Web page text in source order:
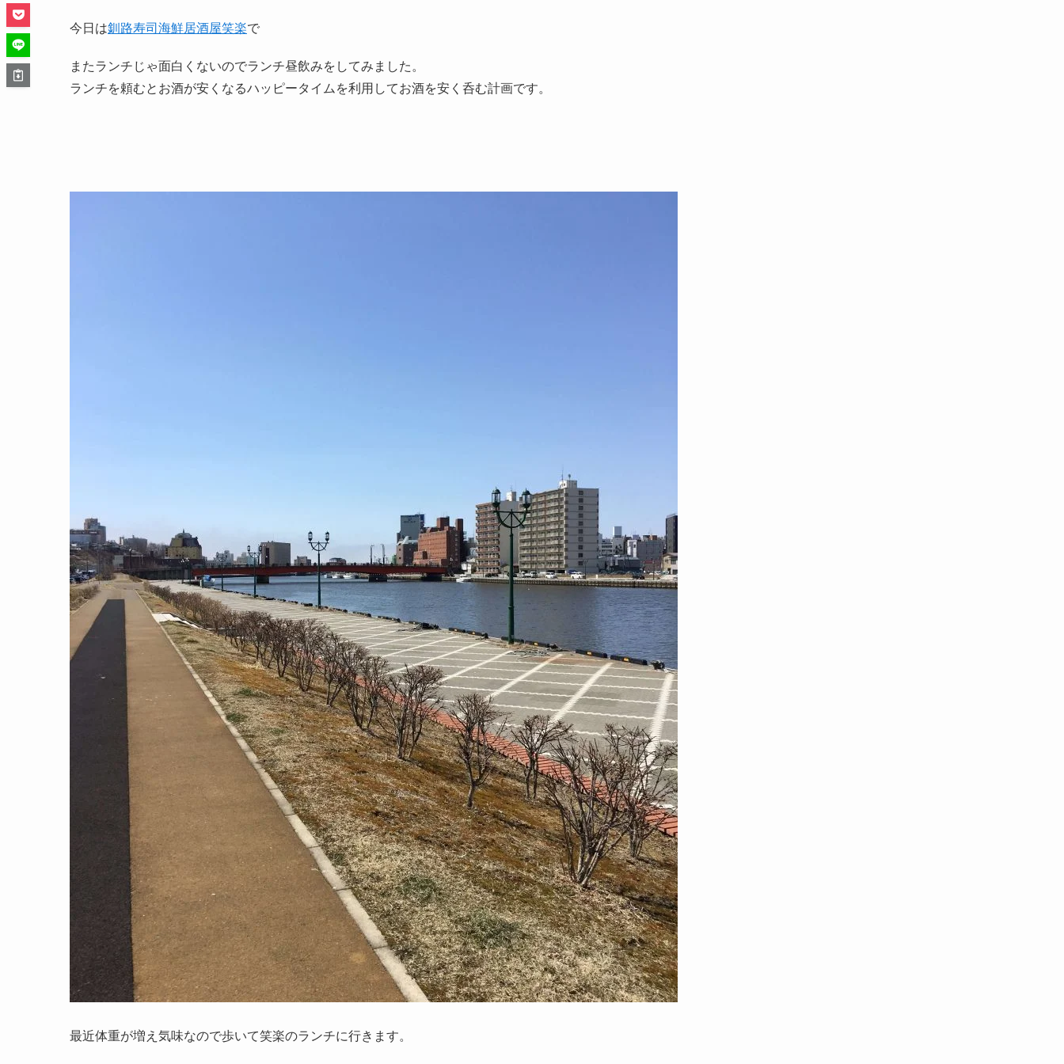
今日は釧路寿司海鮮居酒屋笑楽で
またランチじゃ面白くないのでランチ昼飲みをしてみました。
ランチを頼むとお酒が安くなるハッピータイムを利用してお酒を安く呑む計画です。
最近体重が増え気味なので歩いて笑楽のランチに行きます。